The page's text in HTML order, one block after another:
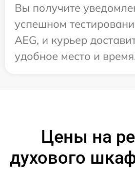
Вы получите
успешном
AEG, и курьер
удобное место и
Цены на
духового